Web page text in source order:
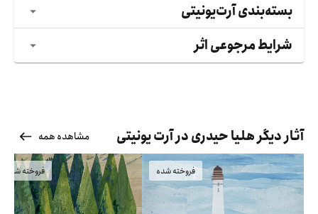
بسته‌بندی آرت‌یونیتی
شرایط مرجوعی اثر
آثار دیگر هلیا حیدری در آرت یونیتی مشاهده همه
فروخته شده فروخته شده